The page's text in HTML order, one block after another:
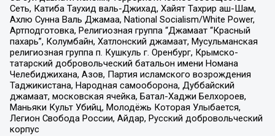
Сеть, Катиба Таухид валь-Джихад, Хайят Тахрир аш-Шам,
Ахлю Сунна Валь Джамаа, National Socialism/White Power,
Артподготовка, Религиозная группа “Джамаат “Красный
пахарь”, Колумбайн, Хатлонский джамаат, Мусульманская
религиозная группа п. Кушкуль г. Оренбург, Крымско-
татарский добровольческий батальон имени Номана
Челебиджихана, Азов, Партия исламского возрождения
Таджикистана, Народная самооборона, Дуббайский
джамаат, московская ячейка, Батал-Хаджи Белхороев,
Маньяки Культ Убийц, Молодёжь Которая Улыбается,
Легион Свобода России, Айдар, Русский добровольческий
корпус